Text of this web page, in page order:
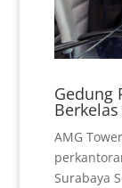
Gedung
AMG
Surabaya